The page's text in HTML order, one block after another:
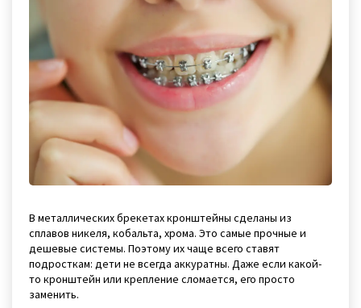
В металлических брекетах кронштейны сделаны из
сплавов никеля, кобальта, хрома. Это самые прочные и
дешевые системы. Поэтому их чаще всего ставят
подросткам: дети не всегда аккуратны. Даже если какой-
то кронштейн или крепление сломается, его просто
заменить.